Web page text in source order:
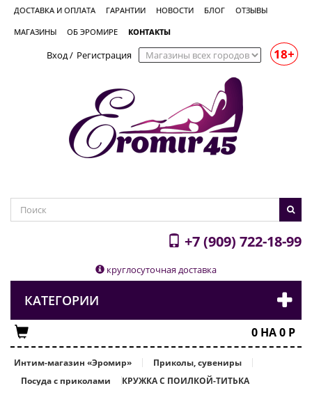
ДОСТАВКА И ОПЛАТА ГАРАНТИИ НОВОСТИ БЛОГ ОТЗЫВЫ
МАГАЗИНЫ ОБ ЭРОМИРЕ КОНТАКТЫ
Вход/ Регистрация 18+
+7 (909) 722-18-99
круглосуточная доставка
КАТЕГОРИИ
0 НА0 Р
Интим-магазин «Эромир»
Приколы, сувениры
Посуда с приколами
КРУЖКА С ПОИЛКОЙ-ТИТЬКА